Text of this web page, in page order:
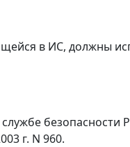
в ИС, должны
безопасности
г. N 960.